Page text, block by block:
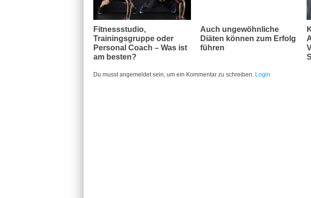
Fitnessstudio,
Trainingsgruppe oder
Personal Coach – Was ist
am besten?
Auch ungewöhnliche
Diäten können zum Erfolg
führen
Du musst angemeldet sein, um ein Kommentar zu schreiben. Login